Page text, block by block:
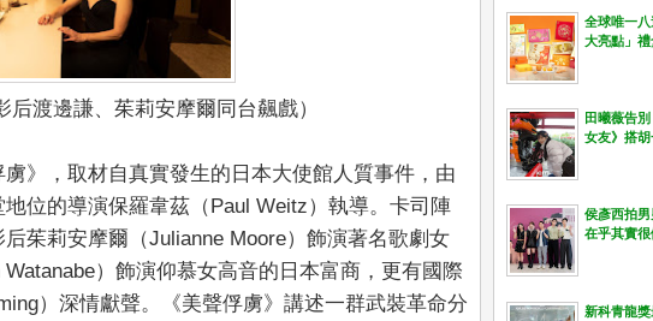
渡邊謙、茱莉安摩爾同台飆戲）
》，取材自真實發生的日本大使館人質事件，由
位的導演保羅韋茲（Paul Weitz）執導。卡司陣
茱莉安摩爾（Julianne Moore）飾演著名歌劇女
）飾演仰慕女高音的日本富商，更有國際
）深情獻聲。《美聲俘虜》講述一群武裝革命分
全球唯一
大亮點」
田曦薇告
女友》搭
侯彥西拍
在乎其實很
新科青龍